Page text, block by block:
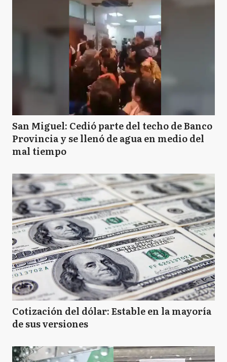
San Miguel: Cedió parte del techo de Banco
Provincia y se llenó de agua en medio del
mal tiempo
Cotización del dólar: Estable en la mayoría
de sus versiones